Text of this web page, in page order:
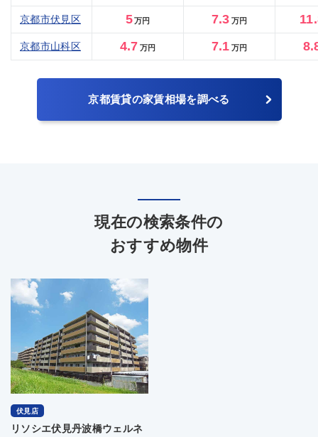
京都市伏見区 5万円 7.3 万円
京都市山科区 4.7 万円 7.1 万円
京都賃貸の家賃相場を調べる
現在の検索条件の
おすすめ物件
伏見店
リソシエ伏見丹波橋ウェルネ